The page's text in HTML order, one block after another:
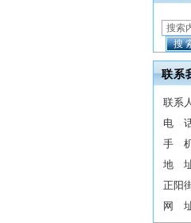
搜
联系
联系
电
手
地
正阳
网